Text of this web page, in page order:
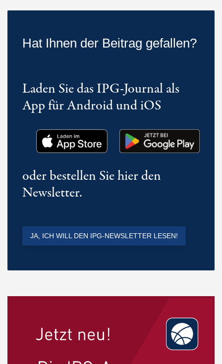
Hat Ihnen der Beitrag gefallen?
Laden Sie das IPG-Journal als
App für Android und iOS
oder bestellen Sie hier den
Newsletter.
JA, ICH WILL DEN IPG-NEWSLETTER LESEN!